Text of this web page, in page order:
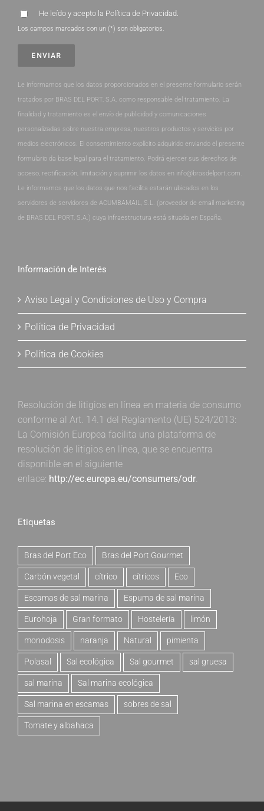
He leído y acepto la Política de Privacidad.
Los campos marcados con un (*) son obligatorios.
Le informamos que los datos proporcionados en el presente formulario serán
tratados por BRAS DEL PORT, S.A. como responsable del tratamiento. La
finalidad y tratamiento es el envío de publicidad y comunicaciones
personalizadas sobre nuestra empresa, nuestros productos y servicios por
medios electrónicos. El consentimiento explícito adquirido enviando el presente
formulario da base legal para el tratamiento. Podrá ejercer sus derechos de
acceso, rectificación, limitación y suprimir los datos en info@brasdelport.com.
Le informamos que los datos que nos facilita estarán ubicados en los
servidores de servidores de ACUMBAMAIL, S.L. (proveedor de email marketing
de BRAS DEL PORT, S.A.) cuya infraestructura está situada en España.
Información de Interés
Aviso Legal y Condiciones de Uso y Compra
Política de Privacidad
Política de Cookies
Resolución de litigios en línea en materia de consumo
conforme al Art. 14.1 del Reglamento (UE) 524/2013:
La Comisión Europea facilita una plataforma de
resolución de litigios en línea, que se encuentra
disponible en el siguiente
enlace: http://ec.europa.eu/consumers/odr.
Etiquetas
Bras del Port Eco Bras del Port Gourmet
Carbón vegetal cítrico cítricos Eco
Escamas de sal marina Espuma de sal marina
Eurohoja Gran formato Hostelería limón
monodosis naranja Natural pimienta
Polasal Sal ecológica Sal gourmet sal gruesa
sal marina Sal marina ecológica
Sal marina en escamas sobres de sal
Tomate y albahaca